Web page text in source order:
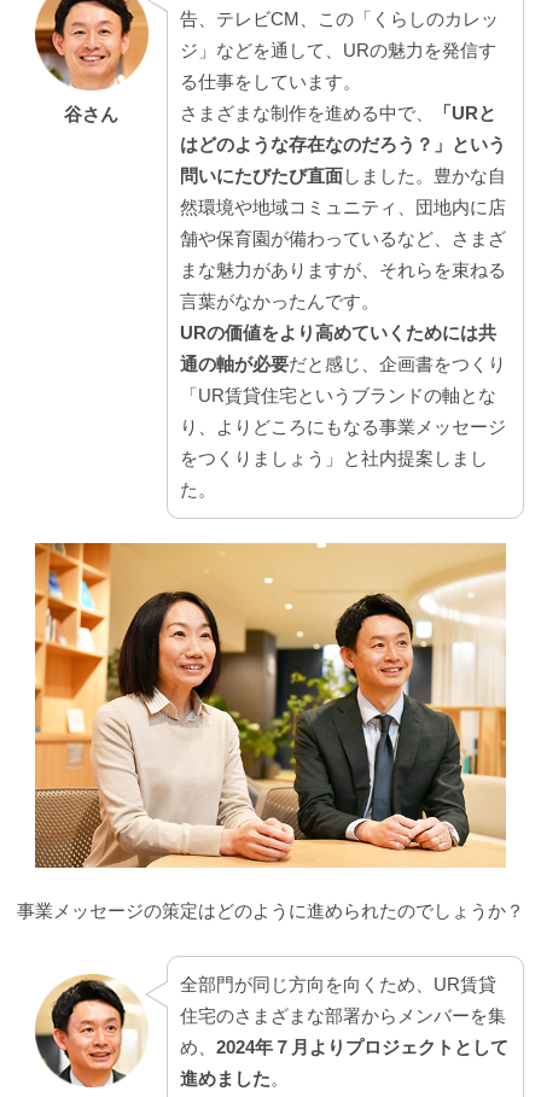
谷さん
告、テレビCM、この「くらしのカレッ
ジ」などを通して、URの魅力を発信す
る仕事をしています。
さまざまな制作を進める中で、
「URと
はどのような存在なのだろう？」という
問いにたびたび直面しました。豊かな自
然環境や地域コミュニティ、団地内に店
舗や保育園が備わっているなど、さまざ
まな魅力がありますが、それらを束ねる
言葉がなかったんです。
URの価値をより高めていくためには共
通の軸が必要だと感じ、企画書をつくり
「UR賃貸住宅というブランドの軸とな
り、よりどころにもなる事業メッセージ
をつくりましょう」と社内提案しまし
た。
事業メッセージの策定はどのように進められたのでしょうか？
全部門が同じ方向を向くため、UR賃貸
住宅のさまざまな部署からメンバーを集
め、 2024年７月よりプロジェクトとして
進めました。